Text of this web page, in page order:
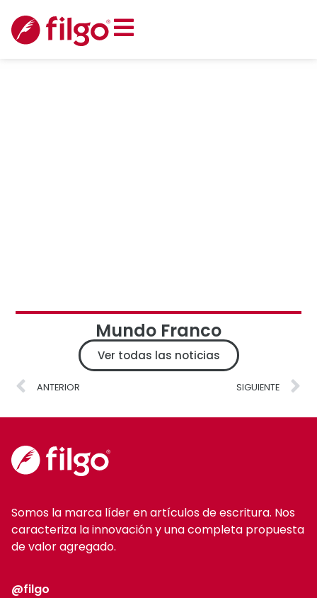
Mundo Franco
Ver todas las noticias
ANTERIOR SIGUIENTE
Somos la marca líder en artículos de escritura. Nos
caracteriza la innovación y una completa propuesta
de valor agregado.
@filgo